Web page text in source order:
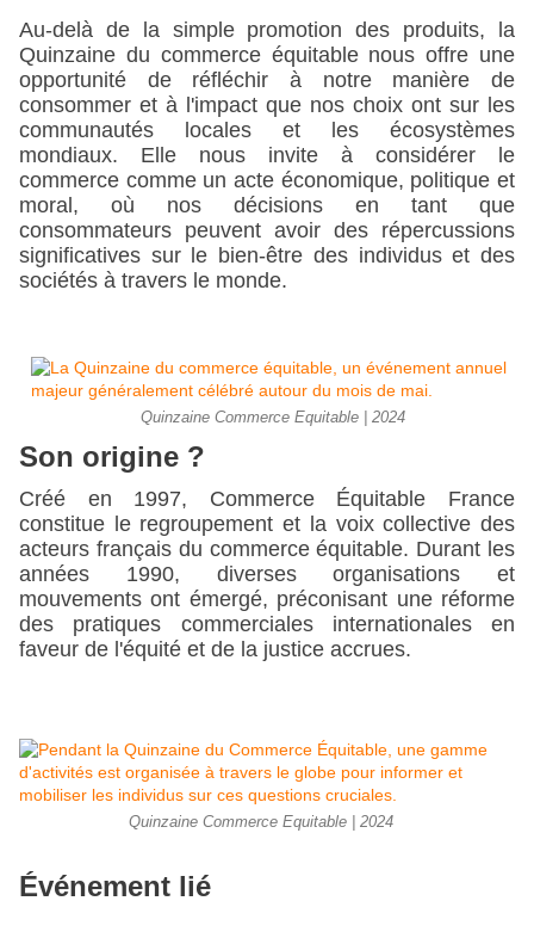
Au-delà de la simple promotion des produits, la
Quinzaine du commerce équitable nous offre une
opportunité de réfléchir à notre manière de
consommer et à l'impact que nos choix ont sur les
communautés locales et les écosystèmes
mondiaux. Elle nous invite à considérer le
commerce comme un acte économique, politique et
moral, où nos décisions en tant que
consommateurs peuvent avoir des répercussions
significatives sur le bien-être des individus et des
sociétés à travers le monde.
Quinzaine Commerce Equitable | 2024
Son origine ?
Créé en 1997, Commerce Équitable France
constitue le regroupement et la voix collective des
acteurs français du commerce équitable. Durant les
années 1990, diverses organisations et
mouvements ont émergé, préconisant une réforme
des pratiques commerciales internationales en
faveur de l'équité et de la justice accrues.
Quinzaine Commerce Equitable | 2024
Événement lié